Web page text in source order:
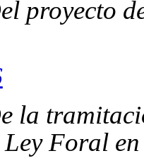
proyecto
la
Foral